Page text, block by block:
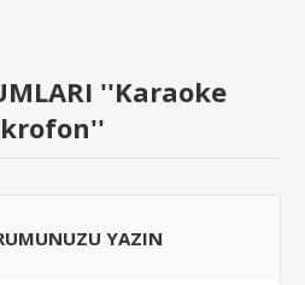
Karaoke
YAZIN